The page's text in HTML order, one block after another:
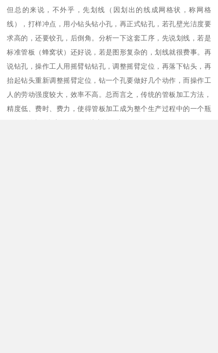
但总的来说，不外乎，先划线（因划出的线成网格状，称网格
线），打样冲点，用小钻头钻小孔，再正式钻孔，若孔壁光洁度要
求高的，还要铰孔，后倒角。分析一下这套工序，先说划线，若是
标准管板（蜂窝状）还好说，若是图形复杂的，划线就很费事。再
说钻孔，操作工人用摇臂钻钻孔，调整摇臂定位，再落下钻头，再
抬起钻头重新调整摇臂定位，钻一个孔要做好几个动作，而操作工
人的劳动强度较大，效率不高。总而言之，传统的管板加工方法，
精度低、费时、费力，使得管板加工成为整个生产过程中的一个瓶